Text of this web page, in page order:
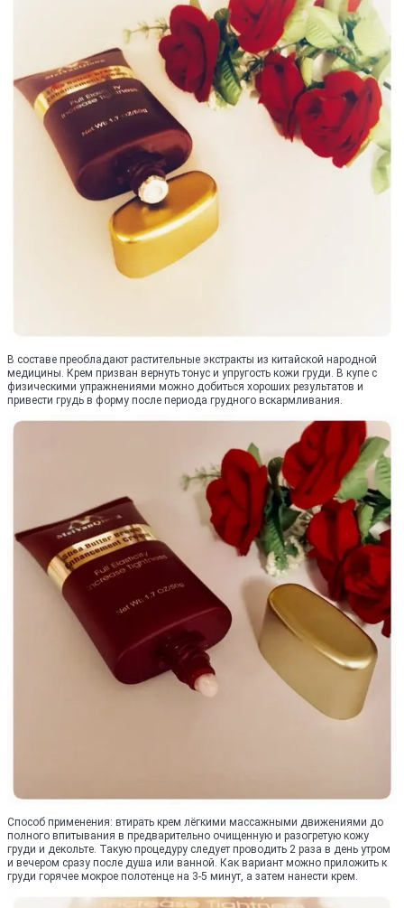
В составе преобладают растительные экстракты из китайской народной
медицины. Крем призван вернуть тонус и упругость кожи груди. В купе с
физическими упражнениями можно добиться хороших результатов и
привести грудь в форму после периода грудного вскармливания.
Способ применения: втирать крем лёгкими массажными движениями до
полного впитывания в предварительно очищенную и разогретую кожу
груди и декольте. Такую процедуру следует проводить 2 раза в день утром
и вечером сразу после душа или ванной. Как вариант можно приложить к
груди горячее мокрое полотенце на 3-5 минут, а затем нанести крем.